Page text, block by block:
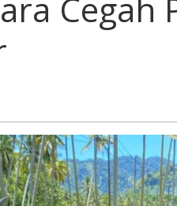
di
Cegah